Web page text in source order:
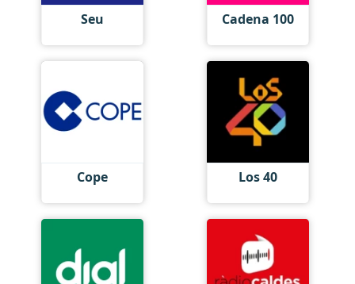
Seu Cadena 100
Cope Los 40